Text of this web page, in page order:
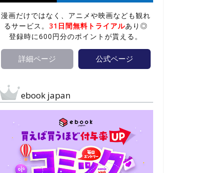
漫画だけではなく、アニメや映画なども観れ
るサービス。 31日間無料トライアルあり◎
登録時に600円分のポイントが貰える。
詳細ページ 公式ページ
ebook japan